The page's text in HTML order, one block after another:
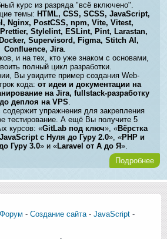
курс из разряда "всё включено".
темы: HTML, CSS, SCSS, JavaScript,
Nginx, PostCSS, npm, Vite, Vitest,
Stylelint, ESLint, Pint, Larastan,
Supervisord, Figma, Stitch AI,
Confluence, Jira.
и на тех, кто уже знаком с основами,
полный цикл разработки.
Вы увидите пример создания Web-
кода:от идеи и документации на
на Jira, fullstack-разработку
до деплоя на VPS.
упражнения для закрепления
тестирование. А ещё Вы получите 5
курсов: «GitLab под ключ», «Вёрстка
с Нуля до Гуру 2.0», «PHP и
Гуру 3.0» и «Laravel от А до Я».
Подробнее
Форум - Создание сайта- JavaScript -